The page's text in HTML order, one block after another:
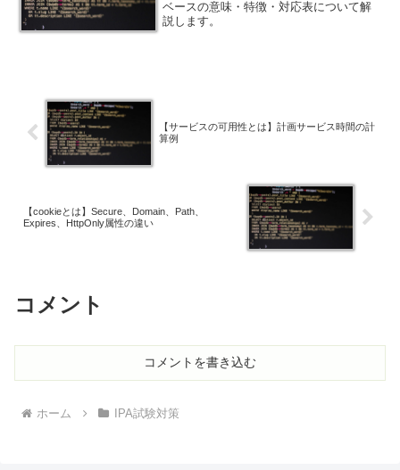
ベースの意味・特徴・対応表について解
説します。
【サービスの可用性とは】計画サービス時間の計
算例
【cookieとは】Secure、Domain、Path、
Expires、HttpOnly属性の違い
コメント
コメントを書き込む
ホーム IPA試験対策